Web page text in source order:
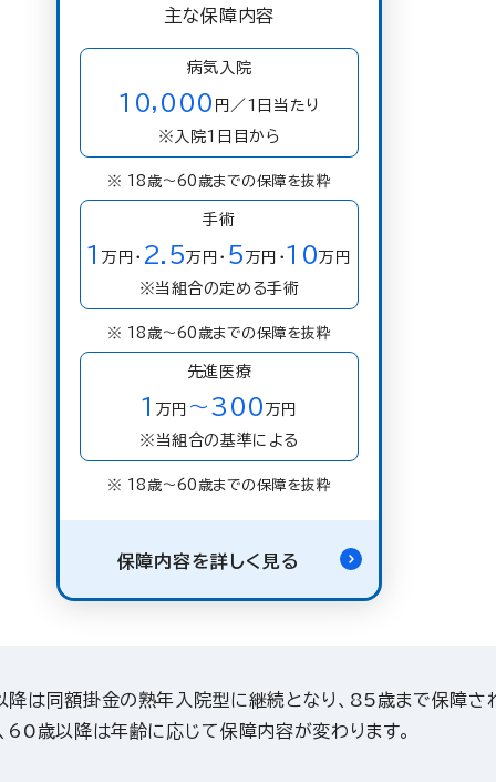
主な保障内容
病気入院
10,000 円／1日当たり
※入院1日目から
※ 18歳〜60歳までの保障を抜粋
手術
1 万円・ 2.5万円・ 5 万円・ 10万円
※当組合の定める手術
※ 18歳〜60歳までの保障を抜粋
先進医療
1 万円 ～ 300 万円
※当組合の基準による
※ 18歳〜60歳までの保障を抜粋
保障内容を詳しく見る
は同額掛金の熟年入院型に継続となり、85歳まで保障さ
60歳以降は年齢に応じて保障内容が変わります。